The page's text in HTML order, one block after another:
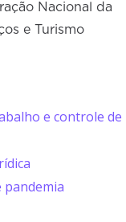
Nacional da
e Turismo
e controle de